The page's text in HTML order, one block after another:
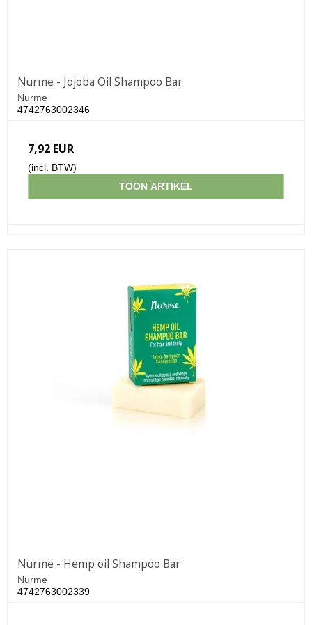
Nurme - Jojoba Oil Shampoo Bar
Nurme
4742763002346
7,92 EUR
(incl. BTW)
TOON ARTIKEL
Nurme - Hemp oil Shampoo Bar
Nurme
4742763002339